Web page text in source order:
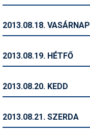
Snowboard
Szakértők
2013.08.18. VASÁRNAP
2013.08.19. HÉTFŐ
2013.08.20. KEDD
2013.08.21. SZERDA